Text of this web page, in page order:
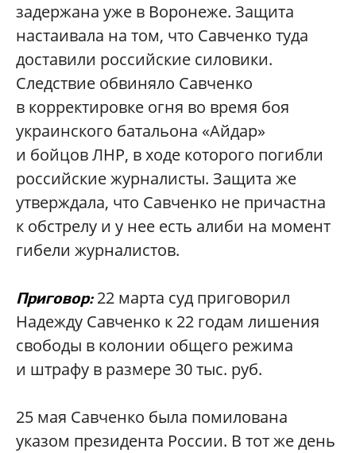
задержана уже в Воронеже. Защита
настаивала на том, что Савченко туда
доставили российские силовики.
Следствие обвиняло Савченко
в корректировке огня во время боя
украинского батальона «Айдар»
и бойцов ЛНР, в ходе которого погибли
российские журналисты. Защита же
утверждала, что Савченко не причастна
к обстрелу и у нее есть алиби на момент
гибели журналистов.
Приговор: 22 марта суд приговорил
Надежду Савченко к 22 годам лишения
свободы в колонии общего режима
и штрафу в размере 30 тыс. руб.
25 мая Савченко была помилована
указом президента России. В тот же день